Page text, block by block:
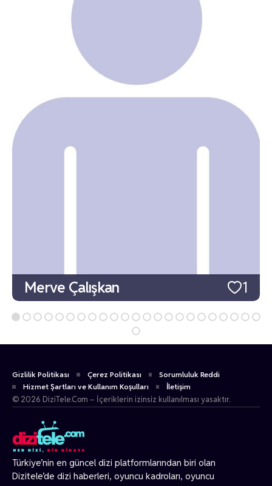
1
Merve Çalışkan
Türkiye’nin en güncel dizi platformlarından biri olan
Dizitele’de dizi haberleri, oyuncu kadroları, oyuncu
Gizlilik Politikası Çerez Politikası
Sorumluluk Reddi
Hizmet Şartları ve Kullanım Koşulları
İletişim
© 2026 DiziTele.Com – İçeriklerin izinsiz kullanılması yasaktır.